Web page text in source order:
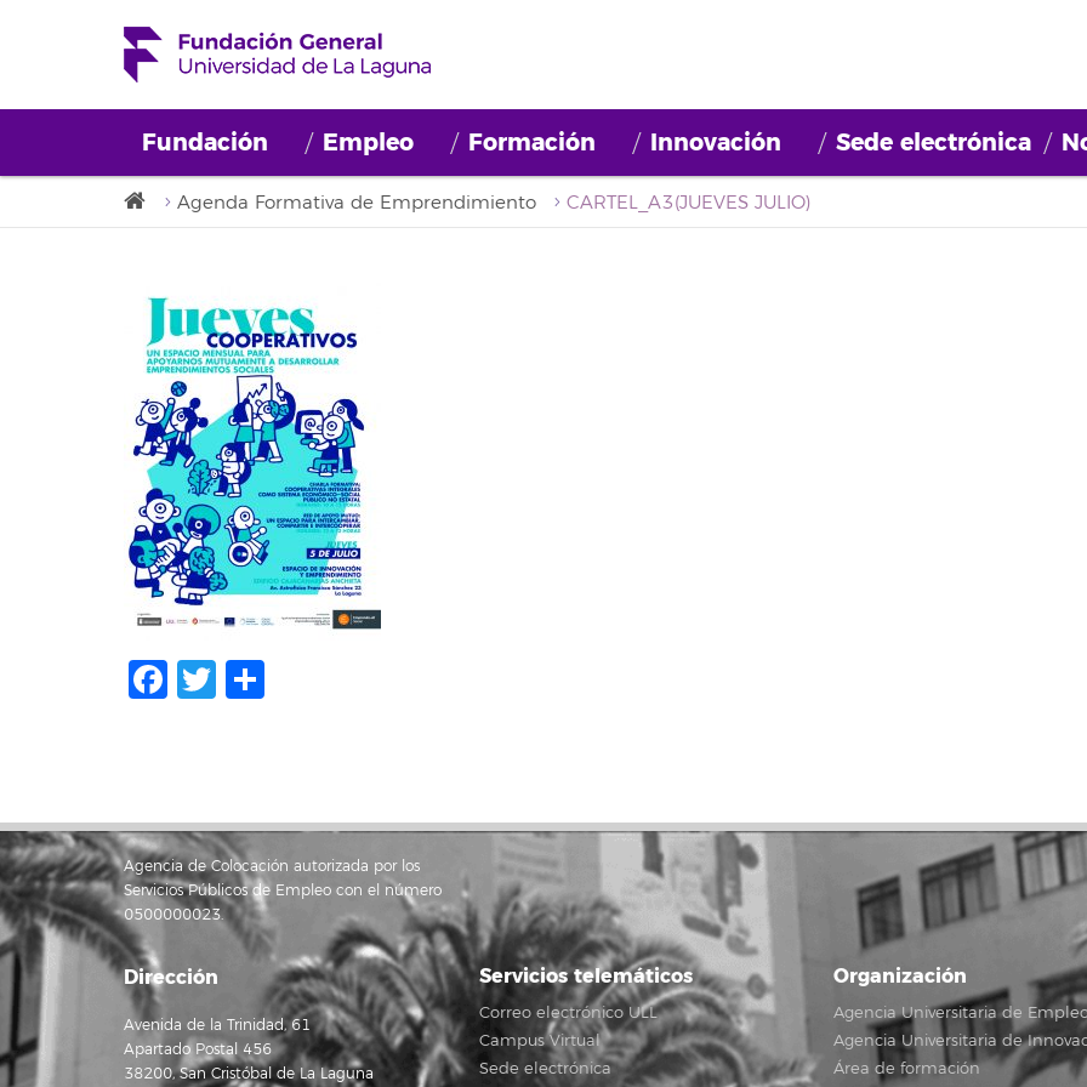
Fundación Empleo Formación Innovación Sede electrónica
Agenda Formativa de Emprendimiento CARTEL_A3(JUEVES JULIO)
Facebook
Twitter
Agencia de Colocación autorizada por los
Servicios Públicos de Empleo con el número
0500000023.
Dirección
Avenida de la Trinidad, 61
Apartado Postal 456
38200, San Cristóbal de La Laguna
Servicios telemáticos
Correo electrónico ULL
Campus Virtual
Sede electrónica
Organización
Agencia Universitaria de
Agencia Universitaria de
Área de formación